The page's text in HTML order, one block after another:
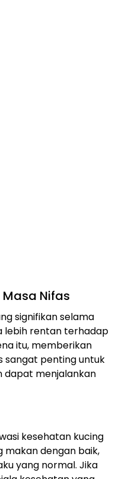
Nifas
signifikan selama
lebih rentan terhadap
itu, memberikan
sangat penting untuk
dapat menjalankan
kesehatan kucing
dengan baik,
yang normal. Jika